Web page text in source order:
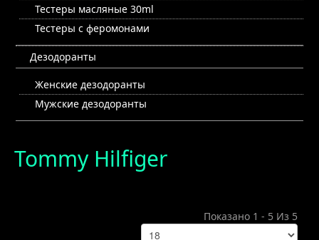
Тестеры масляные 30ml
Тестеры с феромонами
Дезодоранты
Женские дезодоранты
Мужские дезодоранты
Tommy Hilfiger
Показано 1 - 5 Из 5